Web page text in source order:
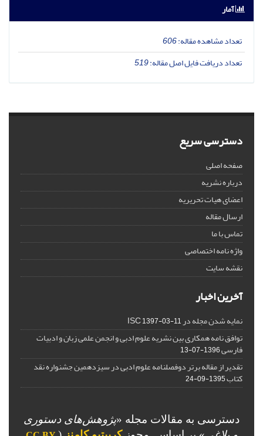
آمار
تعداد مشاهده مقاله:606
تعداد دریافت فایل اصل مقاله:519
دسترسی سریع
صفحه اصلی
درباره نشریه
اعضای هیات تحریریه
ارسال مقاله
تماس با ما
واژه نامه اختصاصی
نقشه سایت
آخرین اخبار
نمایه شدن مجله در ISC1397-03-11
توافق نامه همکاری بین نشریه علوم ادبی و انجمن علمی زبان و ادبیات
فارسی1396-07-13
تقدیر از مقاله برتر دوفصلنامه علوم ادبی در سیزدهمین جشنواره نقد
کتاب1395-09-24
دسترسی به مقالات مجله «پژوهش‌های دستوری